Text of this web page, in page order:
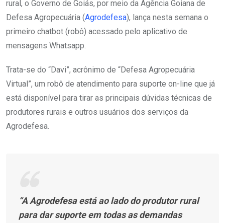
rural, o Governo de Goiás, por meio da Agência Goiana de
Defesa Agropecuária (Agrodefesa), lança nesta semana o
primeiro chatbot (robô) acessado pelo aplicativo de
mensagens Whatsapp.
Trata-se do “Davi”, acrônimo de “Defesa Agropecuária
Virtual”, um robô de atendimento para suporte on-line que já
está disponível para tirar as principais dúvidas técnicas de
produtores rurais e outros usuários dos serviços da
Agrodefesa.
“A Agrodefesa está ao lado do produtor rural
para dar suporte em todas as demandas